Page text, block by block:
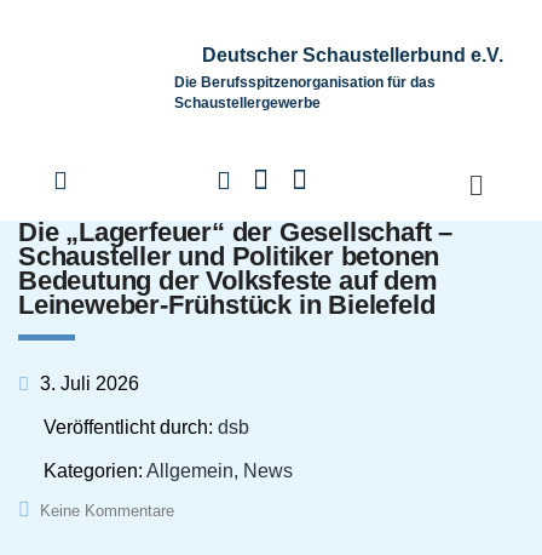
Deutscher Schaustellerbund e.V.
Die Berufsspitzenorganisation für das
Schaustellergewerbe
Die „Lagerfeuer“ der Gesellschaft –
Schausteller und Politiker betonen
Bedeutung der Volksfeste auf dem
Leineweber-Frühstück in Bielefeld
3. Juli 2026
Veröffentlicht durch: dsb
Kategorien: Allgemein, News
Keine Kommentare